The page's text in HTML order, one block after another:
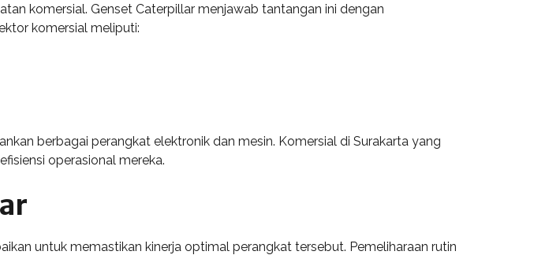
komersial. Genset Caterpillar menjawab tantangan ini dengan
komersial meliputi:
berbagai perangkat elektronik dan mesin. Komersial di Surakarta yang
operasional mereka.
untuk memastikan kinerja optimal perangkat tersebut. Pemeliharaan rutin